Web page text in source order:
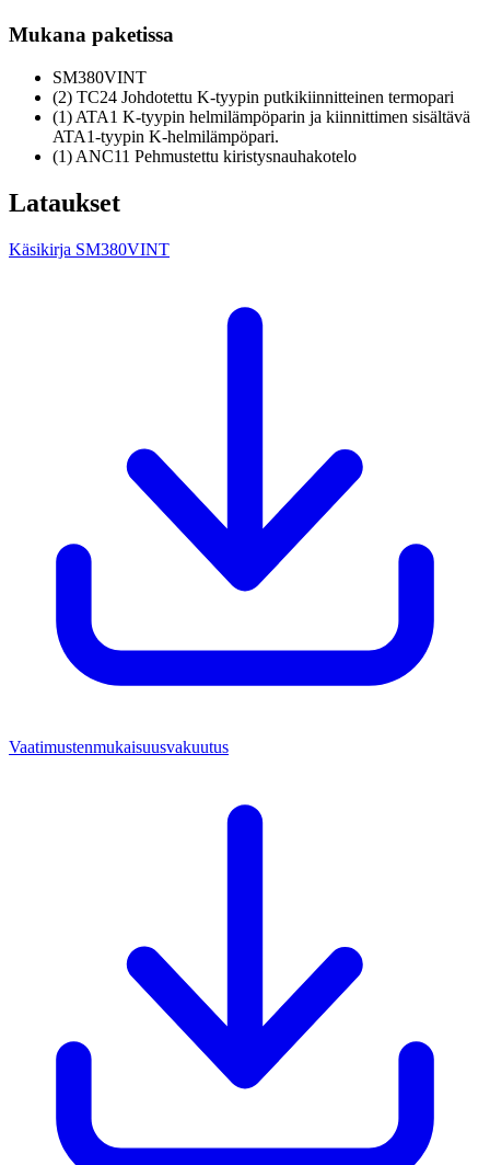
Mukana paketissa
SM380VINT
(2) TC24 Johdotettu K-tyypin putkikiinnitteinen termopari
(1) ATA1 K-tyypin helmilämpöparin ja kiinnittimen sisältävä
ATA1-tyypin K-helmilämpöpari.
(1) ANC11 Pehmustettu kiristysnauhakotelo
Lataukset
Käsikirja SM380VINT
Vaatimustenmukaisuusvakuutus